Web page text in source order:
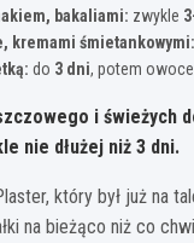
bakaliami: zwykle
kremami śmietankowymi:
do 3 dni, potem
i
nie dłużej niż 3 dni.
który był już na
na bieżąco niż co